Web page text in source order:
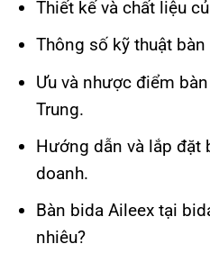
Thiết kế và chất liệu
Thông số kỹ thuật
Ưu và nhược điểm
Trung.
Hướng dẫn và lắp đặt
doanh.
Bàn bida Aileex tại
nhiêu?